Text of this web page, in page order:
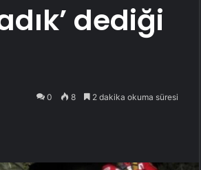
dediği
0 8 2 dakika okuma süresi